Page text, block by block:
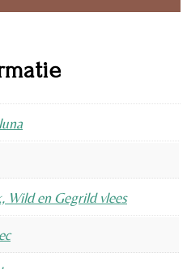
Wild en Gegrild vlees